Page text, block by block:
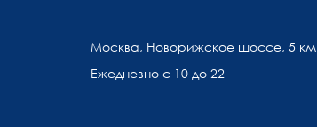
Москва, Новорижское шоссе, 5
Ежедневно с 10 до 22